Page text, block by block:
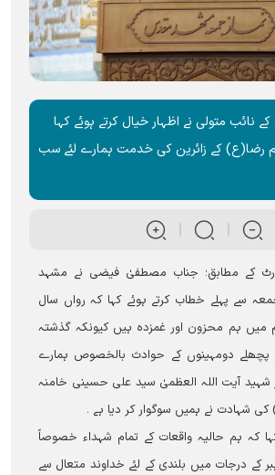
متولی نے اظہار خیال کرتے ہوئے کہا
رضا(ع) کے زائرین کی خدمت ہمارے لئے سب
کے مطابق؛ جناب مصطفیٰ فیضی نے مشہد
سے پہلے خطاب کرتے ہوئے کہا کہ رواں سال
میں ہم محزون اور غمزدہ ہیں کیونکہ گذشتہ
دومہینوں کے حوادث بالخصوص ہمارے
شہید آیت اللہ العظمیٰ سید علی حسینی خامنہ
شہادت نے ہمیں سوگوار کر دیا ہے ۔
کہ ہم حالیہ واقعات کے تمام شہداء خصوصاً
کے درجات میں بلندی کے لئے خداوند متعال سے